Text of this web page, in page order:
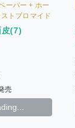
ーパー + ホー
トブロマイド
皮(7)
売